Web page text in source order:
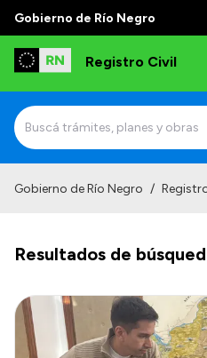
Gobierno de Río Negro
Registro Civil
Misión
Autoridades
Delegaciones
Estadísticas de hechos
Gobierno de Río Negro /
Resultados de